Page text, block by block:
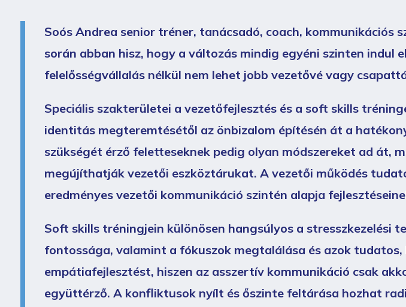
Soós Andrea senior tréner, tanácsadó, coach,
során abban hisz, hogy a változás mindig egyéni szinten indul
felelősségvállalás nélkül nem lehet jobb vezetővé vagy
Speciális szakterületei a vezetőfejlesztés és a soft skills
identitás megteremtésétől az önbizalom építésén át a
szükségét érző feletteseknek pedig olyan módszereket ad át,
megújíthatják vezetői eszköztárukat. A vezetői működés
eredményes vezetői kommunikáció szintén alapja
Soft skills tréningjein különösen hangsúlyos a stresszkezelési
fontossága, valamint a fókuszok megtalálása és azok
empátiafejlesztést, hiszen az asszertív kommunikáció csak
együttérző. A konfliktusok nyílt és őszinte feltárása hozhat